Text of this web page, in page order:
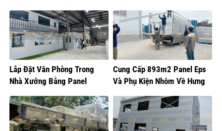
Lắp Đặt Văn Phòng Trong
Nhà Xưởng Bằng Panel
Cung Cấp 893m2 Panel Eps
Và Phụ Kiện Nhôm Về Hưng